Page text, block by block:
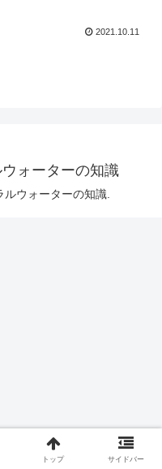
2021.10.11
ォーターの知識
ウォーターの知識.
トップ サイドバー